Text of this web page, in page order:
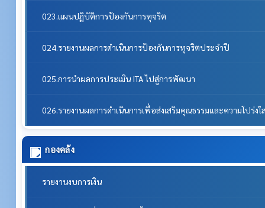
023.แผนปฏิบัติการป้องกันการทุจริต
024.รายงานผลการดำเนินการป้องกันการทุจริตประจำปี
025.การนำผลการประเมิน ITA ไปสู่การพัฒนา
026.รายงานผลการดำเนินการเพื่อส่งเสริมคุณธรรมและความโปร่ง
กองคลัง
รายงานงบการเงิน